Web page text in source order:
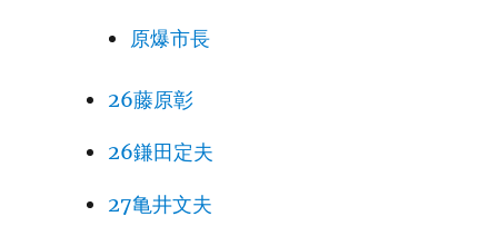
原爆市長
26藤原彰
26鎌田定夫
27亀井文夫